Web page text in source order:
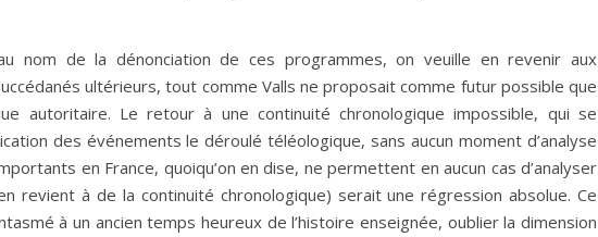
nom de la dénonciation de ces programmes, on veuille en revenir aux
ultérieurs, tout comme Valls ne proposait comme futur possible que
autoritaire. Le retour à une continuité chronologique impossible, qui se
des événements le déroulé téléologique, sans aucun moment d’analyse
en France, quoiqu’on en dise, ne permettent en aucun cas d’analyser
revient à de la continuité chronologique) serait une régression absolue. Ce
à un ancien temps heureux de l’histoire enseignée, oublier la dimension